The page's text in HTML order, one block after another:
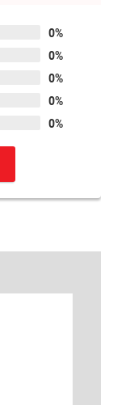
0%
0%
0%
0%
0%